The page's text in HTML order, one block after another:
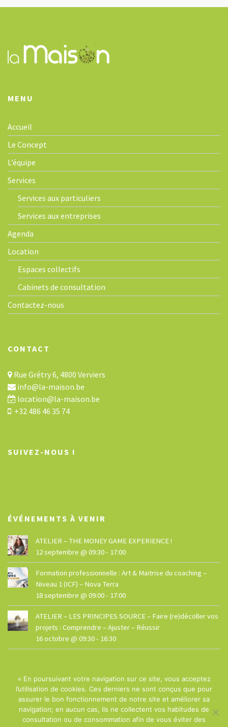
relationnelle - Communication NonViolente
MENU
Accueil
Le Concept
L’équipe
Services
Services aux particuliers
Services aux entreprises
Agenda
Location
Espaces collectifs
Cabinets de consultation
Contactez-nous
CONTACT
Rue Grétry 6, 4800 Verviers
info@la-maison.be
location@la-maison.be
+32 486 46 35 74
SUIVEZ-NOUS !
ÉVÉNEMENTS À VENIR
ATELIER – THE MONEY GAME EXPERIENCE !
12 septembre @ 09:30- 17:00
Formation professionnelle : Art & Maitrise du coaching –
Niveau 1 (ICF) – Nova Terra
18 septembre @ 09:00- 17:00
ATELIER – LES PRINCIPES SOURCE – Faire (re)décoller vos
projets : Comprendre – Ajuster – Réussir
16 octobre @ 09:30- 16:30
© La Maison - Site réalisé parDphi
« En poursuivant votre navigation sur ce site, vous acceptez
l’utilisation de cookies. Ces derniers ne sont conçus que pour
assurer le bon fonctionnement de notre site et améliorer sa
navigation; en aucun cas, ils ne collectent vos habitudes de
consultation ou de consommation afin de vous éviter des